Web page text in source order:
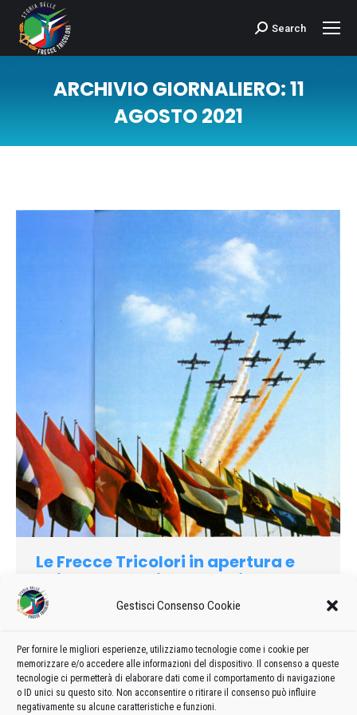
Gestisci Consenso Cookie
Per fornire le migliori esperienze, utilizziamo tecnologie come i cookie per
memorizzare e/o accedere alle informazioni del dispositivo. Il consenso a queste
tecnologie ci permetterà di elaborare dati come il comportamento di navigazione
o ID unici su questo sito. Non acconsentire o ritirare il consenso può influire
negativamente su alcune caratteristiche e funzioni.
Cerca:Search
ARCHIVIO GIORNALIERO:11
AGOSTO 2021
Le Frecce Tricolori in apertura e
chiusura alla Fiera d’Aprile
1990 admin8235 11 Agosto 2021 Lascia un commento
mentre la bandiera tricolore scendeva lentamente dall’alto
pennone di piazzale Milano e la banda della Marina suonava
l’inno nazionale.